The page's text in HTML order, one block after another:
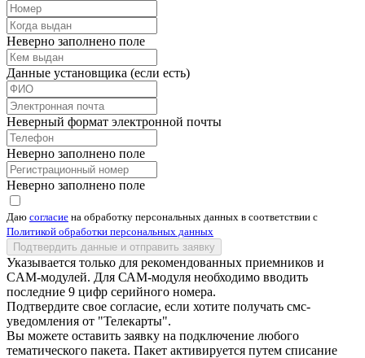
Неверно заполнено поле
Данные установщика (если есть)
Неверный формат электронной почты
Неверно заполнено поле
Неверно заполнено поле
Даю согласие на обработку персональных данных в соответствии с
Политикой обработки персональных данных
Подтвердить данные и отправить заявку
Указывается только для рекомендованных приемников и
CAM-модулей. Для САМ-модуля необходимо вводить
последние 9 цифр серийного номера.
Подтвердите свое согласие, если хотите получать смс-
уведомления от "Телекарты".
Вы можете оставить заявку на подключение любого
тематического пакета. Пакет активируется путем списание